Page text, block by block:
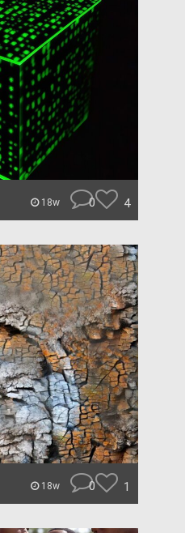
18w 0 4
18w 0 1